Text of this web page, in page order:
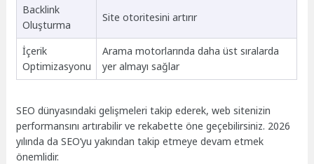
Backlink
Oluşturma
Site otoritesini artırır
İçerik
Optimizasyonu
Arama motorlarında daha üst sıralarda
yer almayı sağlar
SEO dünyasındaki gelişmeleri takip ederek, web sitenizin
performansını artırabilir ve rekabette öne geçebilirsiniz. 2026
yılında da SEO’yu yakından takip etmeye devam etmek
önemlidir.